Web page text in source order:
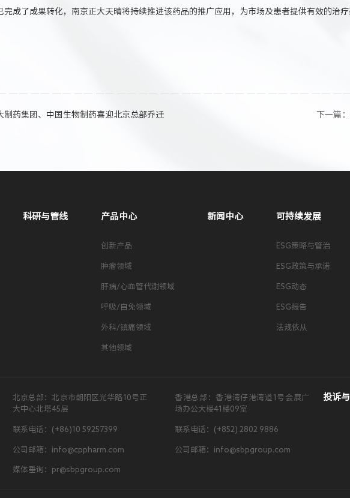
完成了成果转化，南京正大天晴将持续推进该药品的推广应用，为市场及患者提供有效的治疗
制药集团、中国生物制药喜迎北京总部乔迁 下一篇：
科研与管线 产品中心
创新产品
肿瘤领域
肝病/心血管代谢领域
呼吸/自免领域
外科/镇痛领域
其他领域
新闻中心 可持续发展
ESG策略与管治
ESG政策与承诺
ESG动态
ESG报告
法规依从
北京总部：北京市朝阳区光华路10号正
大中心北塔45层
联系电话：(+86)10 59257399
公司邮箱：info@cppharm.com
媒体垂询：pr@sbpgroup.com
香港总部：香港湾仔港湾道1号会展广
场办公大楼41楼09室
联系电话：(+852) 2802 9886
公司邮箱：info@sbpgroup.com
投诉